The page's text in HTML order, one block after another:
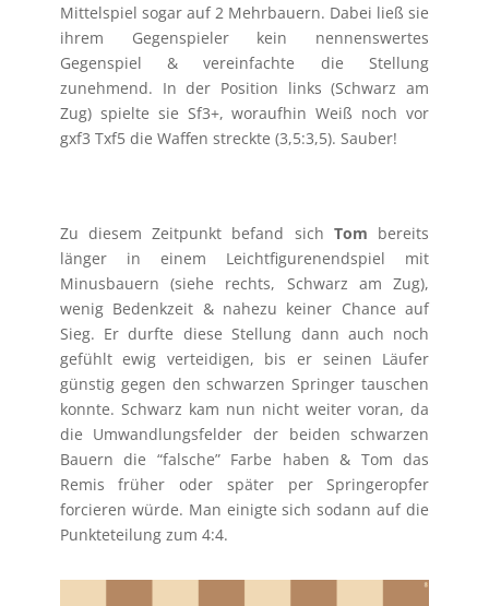
Mittelspiel sogar auf 2 Mehrbauern. Dabei ließ sie
ihrem Gegenspieler kein nennenswertes
Gegenspiel & vereinfachte die Stellung
zunehmend. In der Position links (Schwarz am
Zug) spielte sie Sf3+, woraufhin Weiß noch vor
gxf3 Txf5 die Waffen streckte (3,5:3,5). Sauber!
Zu diesem Zeitpunkt befand sich Tom bereits
länger in einem Leichtfigurenendspiel mit
Minusbauern (siehe rechts, Schwarz am Zug),
wenig Bedenkzeit & nahezu keiner Chance auf
Sieg. Er durfte diese Stellung dann auch noch
gefühlt ewig verteidigen, bis er seinen Läufer
günstig gegen den schwarzen Springer tauschen
konnte. Schwarz kam nun nicht weiter voran, da
die Umwandlungsfelder der beiden schwarzen
Bauern die “falsche” Farbe haben & Tom das
Remis früher oder später per Springeropfer
forcieren würde. Man einigte sich sodann auf die
Punkteteilung zum 4:4.